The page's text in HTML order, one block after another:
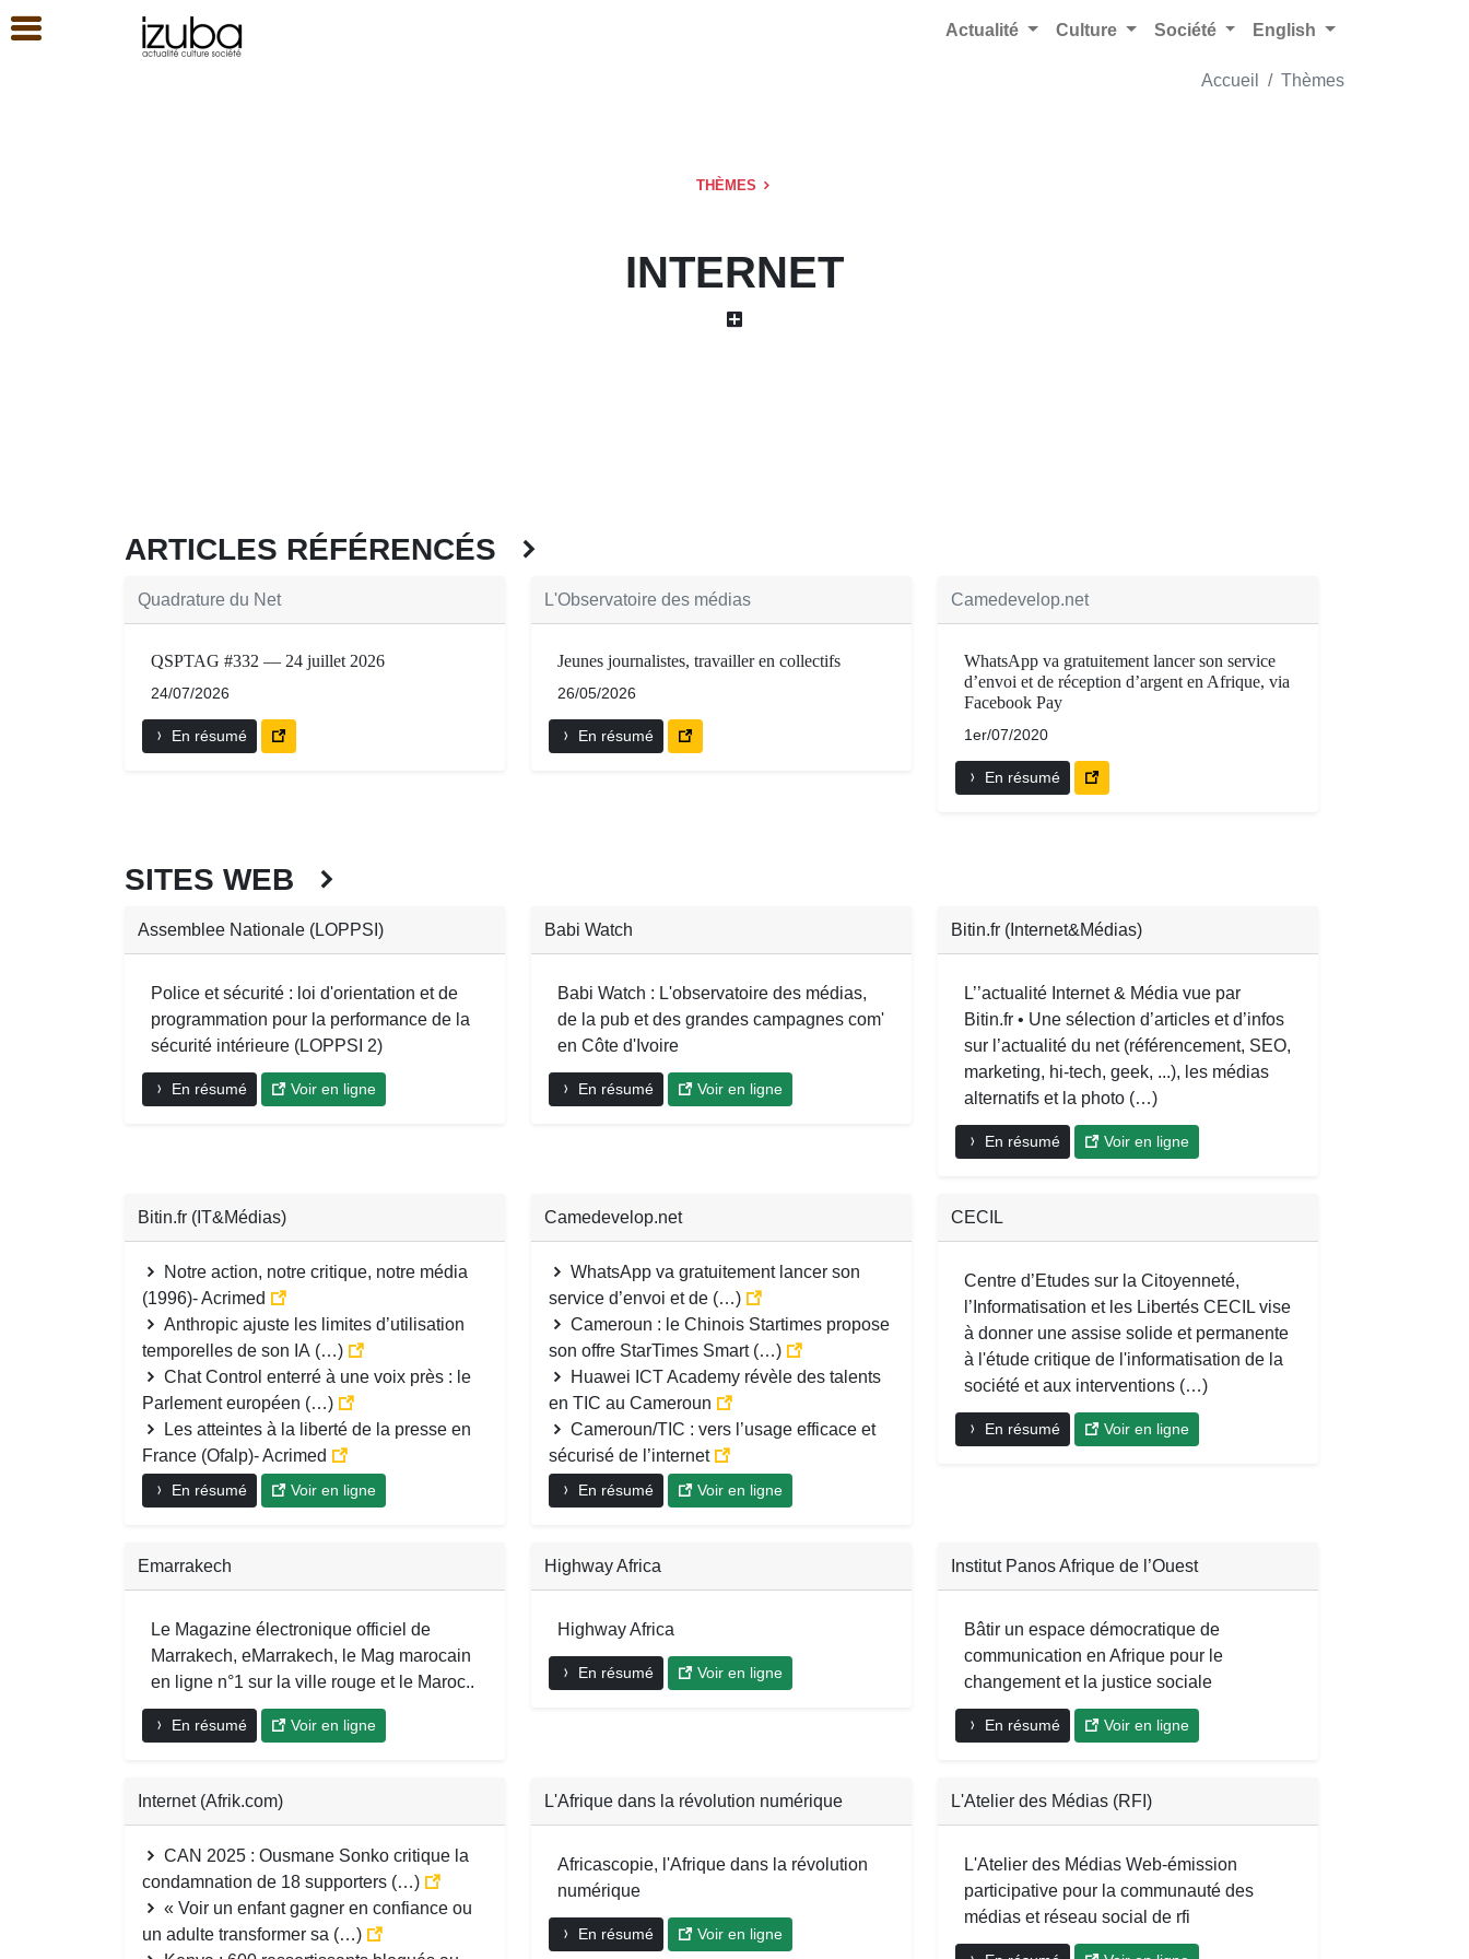
Actualité Culture Société English
Accueil Thèmes
THÈMES
INTERNET
ARTICLES RÉFÉRENCÉS
Quadrature du Net
QSPTAG #332 — 24 juillet 2026
24/07/2026
En résumé
L'Observatoire des médias
Jeunes journalistes, travailler en collectifs
26/05/2026
En résumé
Camedevelop.net
WhatsApp va gratuitement lancer son service
d’envoi et de réception d’argent en Afrique, via
Facebook Pay
1er/07/2020
En résumé
SITES WEB
Assemblee Nationale (LOPPSI)
Police et sécurité : loi d'orientation et de
programmation pour la performance de la
sécurité intérieure (LOPPSI 2)
En résumé Voir en ligne
Babi Watch
Babi Watch : L'observatoire des médias,
de la pub et des grandes campagnes com'
en Côte d'Ivoire
En résumé Voir en ligne
Bitin.fr (Internet&Médias)
L’’actualité Internet & Média vue par
Bitin.fr • Une sélection d’articles et d’infos
sur l’actualité du net (référencement, SEO,
marketing, hi-tech, geek, ...), les médias
alternatifs et la photo (…)
En résumé Voir en ligne
Bitin.fr (IT&Médias)
Notre action, notre critique, notre média
(1996)- Acrimed
Anthropic ajuste les limites d’utilisation
temporelles de son IA (…)
Chat Control enterré à une voix près : le
Parlement européen (…)
Les atteintes à la liberté de la presse en
France (Ofalp)- Acrimed
En résumé Voir en ligne
Camedevelop.net
WhatsApp va gratuitement lancer son
service d’envoi et de (…)
Cameroun : le Chinois Startimes propose
son offre StarTimes Smart (…)
Huawei ICT Academy révèle des talents
en TIC au Cameroun
Cameroun/TIC : vers l’usage efficace et
sécurisé de l’internet
En résumé Voir en ligne
CECIL
Centre d’Etudes sur la Citoyenneté,
l’Informatisation et les Libertés CECIL vise
à donner une assise solide et permanente
à l'étude critique de l'informatisation de la
société et aux interventions (…)
En résumé Voir en ligne
Emarrakech
Le Magazine électronique officiel de
Marrakech, eMarrakech, le Mag marocain
en ligne n°1 sur la ville rouge et le Maroc..
En résumé Voir en ligne
Highway Africa
Highway Africa
En résumé Voir en ligne
Institut Panos Afrique de l’Ouest
Bâtir un espace démocratique de
communication en Afrique pour le
changement et la justice sociale
En résumé Voir en ligne
Internet (Afrik.com)
CAN 2025 : Ousmane Sonko critique la
condamnation de 18 supporters (…)
« Voir un enfant gagner en confiance ou
un adulte transformer sa (…)
L'Afrique dans la révolution numérique
Africascopie, l'Afrique dans la révolution
numérique
En résumé Voir en ligne
L'Atelier des Médias (RFI)
L'Atelier des Médias Web-émission
participative pour la communauté des
médias et réseau social de rfi